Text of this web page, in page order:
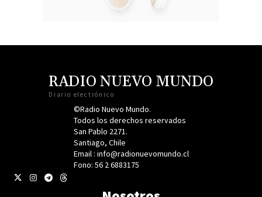
RADIO NUEVO MUNDO
Diario electrónico
©Radio Nuevo Mundo.
Todos los derechos reservados
San Pablo 2271.
Santiago, Chile
Email : info@radionuevomundo.cl
Fono: 56 2 6883175